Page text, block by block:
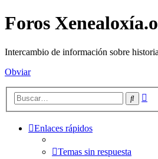
Foros
Intercambio de información sobre
Obviar
Buscar
Enlaces rápidos
Temas sin respuesta